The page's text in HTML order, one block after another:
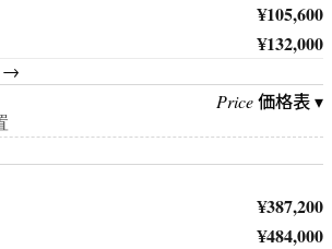
¥105,600
¥132,000
→
Price価格表 ▾
¥387,200
¥484,000